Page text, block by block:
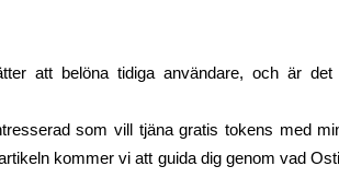
att belöna tidiga användare, och är det
som vill tjäna gratis tokens med
kommer vi att guida dig genom vad